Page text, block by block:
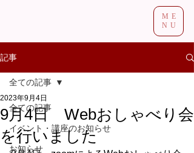
ME
NU
記事
全ての記事
イベント・講座のお知らせ
お知らせ
全ての記事
9月4日 Webおしゃべり会
を行いました
2023年9月4日